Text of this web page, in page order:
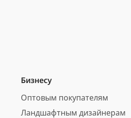
Бизнесу
Оптовым покупателям
Ландшафтным дизайнерам